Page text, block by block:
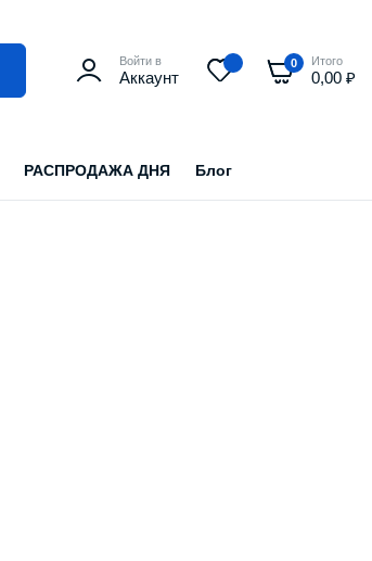
Войти в
Аккаунт
0 Итого
0,00₽
РАСПРОДАЖА ДНЯ Блог